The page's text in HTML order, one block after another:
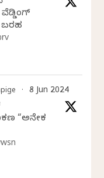
ಬರಹ
· 8 Jun 2024
“ಅನೇಕ